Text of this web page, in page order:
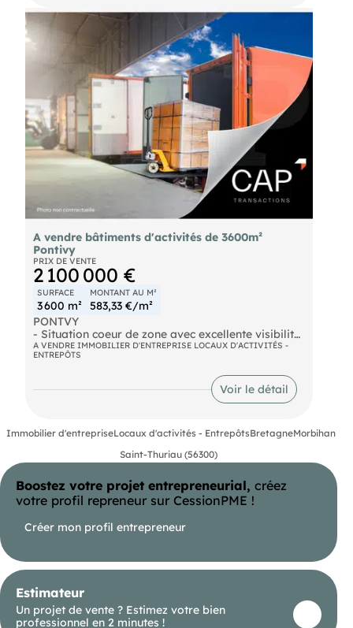
Disponible rapidement. Possibilité de construction
sur le site. Produit rare sur le marché, nous
consulter.
A vendre bâtiments d'activités de 3600m²
Pontivy
PRIX DE VENTE
2 100 000 €
SURFACE
3 600 m²
MONTANT AU M²
583,33 €/m²
PONTVY
- Situation coeur de zone avec excellente visibilité,
2 Bâtiments d'activités d'une surface totale de
3600m² sur un foncier de 19000m².
- 1600m² avec portes sectionnelles, dallage béton,
hauteur de 6 m au faitage.
Disponible rapidement. Possibilité de construction
sur le site. Produit rare sur le marché, nous
A VENDRE IMMOBILIER D'ENTREPRISE LOCAUX D'ACTIVITÉS -
ENTREPÔTS
Voir le détail
Immobilier d'entrepriseLocaux d'activités - EntrepôtsBretagneMorbihan
Saint-Thuriau (56300)
Boostez votre projet entrepreneurial, créez
votre profil repreneur sur CessionPME !
Créer mon profil entrepreneur
Estimateur
Un projet de vente ? Estimez votre bien
professionnel en 2 minutes !